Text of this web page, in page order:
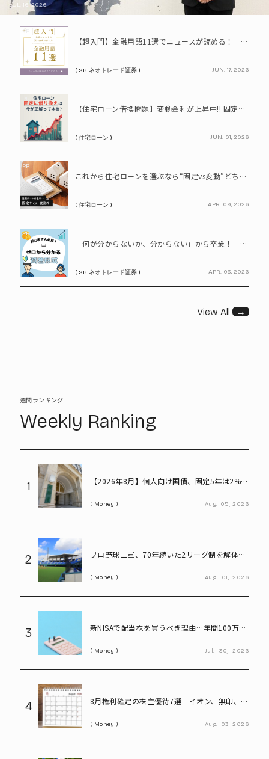
JUL. 16, 2026
PR
【超入門】金融用語11選でニュースが読める！ 知識ゼロからの賢い資産の育て方
( SBIネオトレード証券 ) JUN. 17, 2026
【住宅ローン借換問題】変動金利が上昇中!! 固定に借り換えるなら今が正解って本当? シミュレーションで比較してみよう
( 住宅ローン ) JUN. 01, 2026
PR
これから住宅ローンを選ぶなら“固定vs変動”どちらが正解? 9割が利用したいと答えた「いま決めなくてもいい」ローンとは!?
( 住宅ローン ) APR. 09, 2026
PR
「何が分からないか、分からない」から卒業！ SBIネオトレード証券で学ぶ、はじめての資産形成
( SBIネオトレード証券 ) APR. 03, 2026
View All →
週間ランキング
Weekly Ranking
1
【2026年8月】個人向け国債、固定5年は2%台
利子も紹介
Money Aug. 05, 2026
2
プロ野球二軍、70年続いた2リーグ制を解体
Money Aug. 01, 2026
3
新NISAで配当株を買うべき理由…年間100万円
Money Jul. 30, 2026
4
8月権利確定の株主優待7選 イオン、無印、U-
Money Aug. 03, 2026